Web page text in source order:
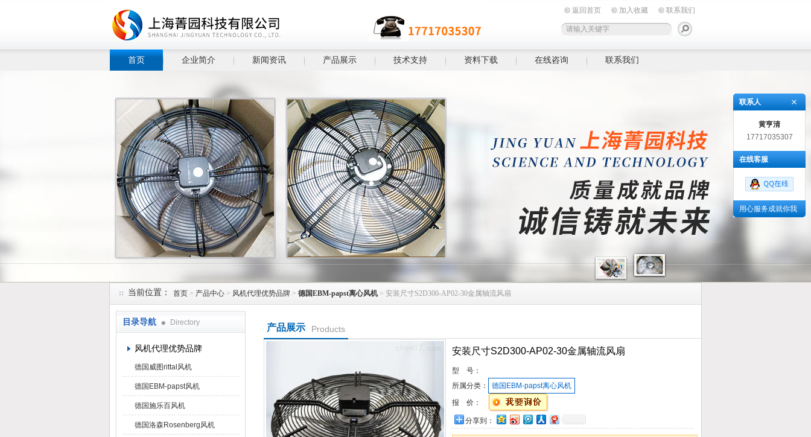
返回首页 加入收藏 联系我们
首页 企业简介 新闻资讯 产品展示 技术支持 资料下载 在线咨询 联系我们
当前位置： 首页 > 产品中心 > 风机代理优势品牌 > 德国EBM-papst离心风机> 安装尺寸S2D300-AP02-30金属轴流风扇
目录导航 Directory
风机代理优势品牌
德国威图rittal风机
德国EBM-papst风机
德国施乐百风机
德国洛森Rosenberg风机
产品展示 Products
安装尺寸S2D300-AP02-30金属轴流风扇
型 号：
所属分类：
德国EBM-papst离心风机
报 价：
分享到：
联系人
黄亨清
17717035307
在线客服
用心服务成就你我